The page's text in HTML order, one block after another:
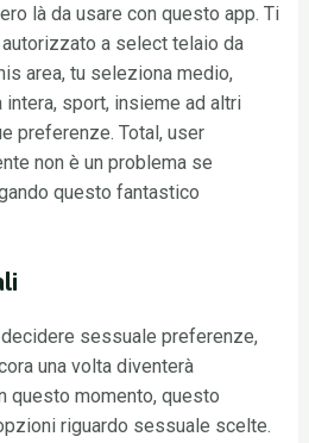
là da usare con questo app. Ti
a select telaio da
area, tu seleziona medio,
intera, sport, insieme ad altri
preferenze. Total, user
non è un problema se
questo fantastico
sessuale preferenze,
una volta diventerà
questo momento, questo
riguardo sessuale scelte.